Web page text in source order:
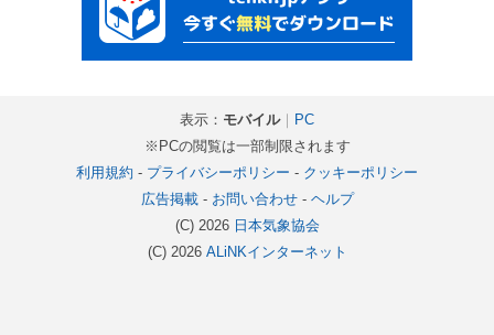
表示： モバイル｜
PC
※PCの閲覧は一部制限されます
利用規約 - プライバシーポリシー - クッキーポリシー
広告掲載- お問い合わせ- ヘルプ
(C) 2026 日本気象協会
(C) 2026 ALiNKインターネット